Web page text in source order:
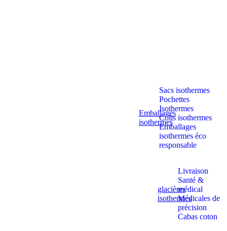
Emballages
isothermes
Sacs isothermes
Pochettes
Isothermes
Colis isothermes
Emballages
isothermes éco
responsable
glacières
isothermes
Livraison
Santé &
médical
Médicales de
précision
Cabas coton